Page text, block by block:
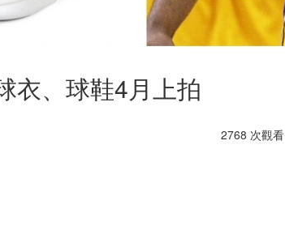
、球鞋4月上拍
2768 次觀看